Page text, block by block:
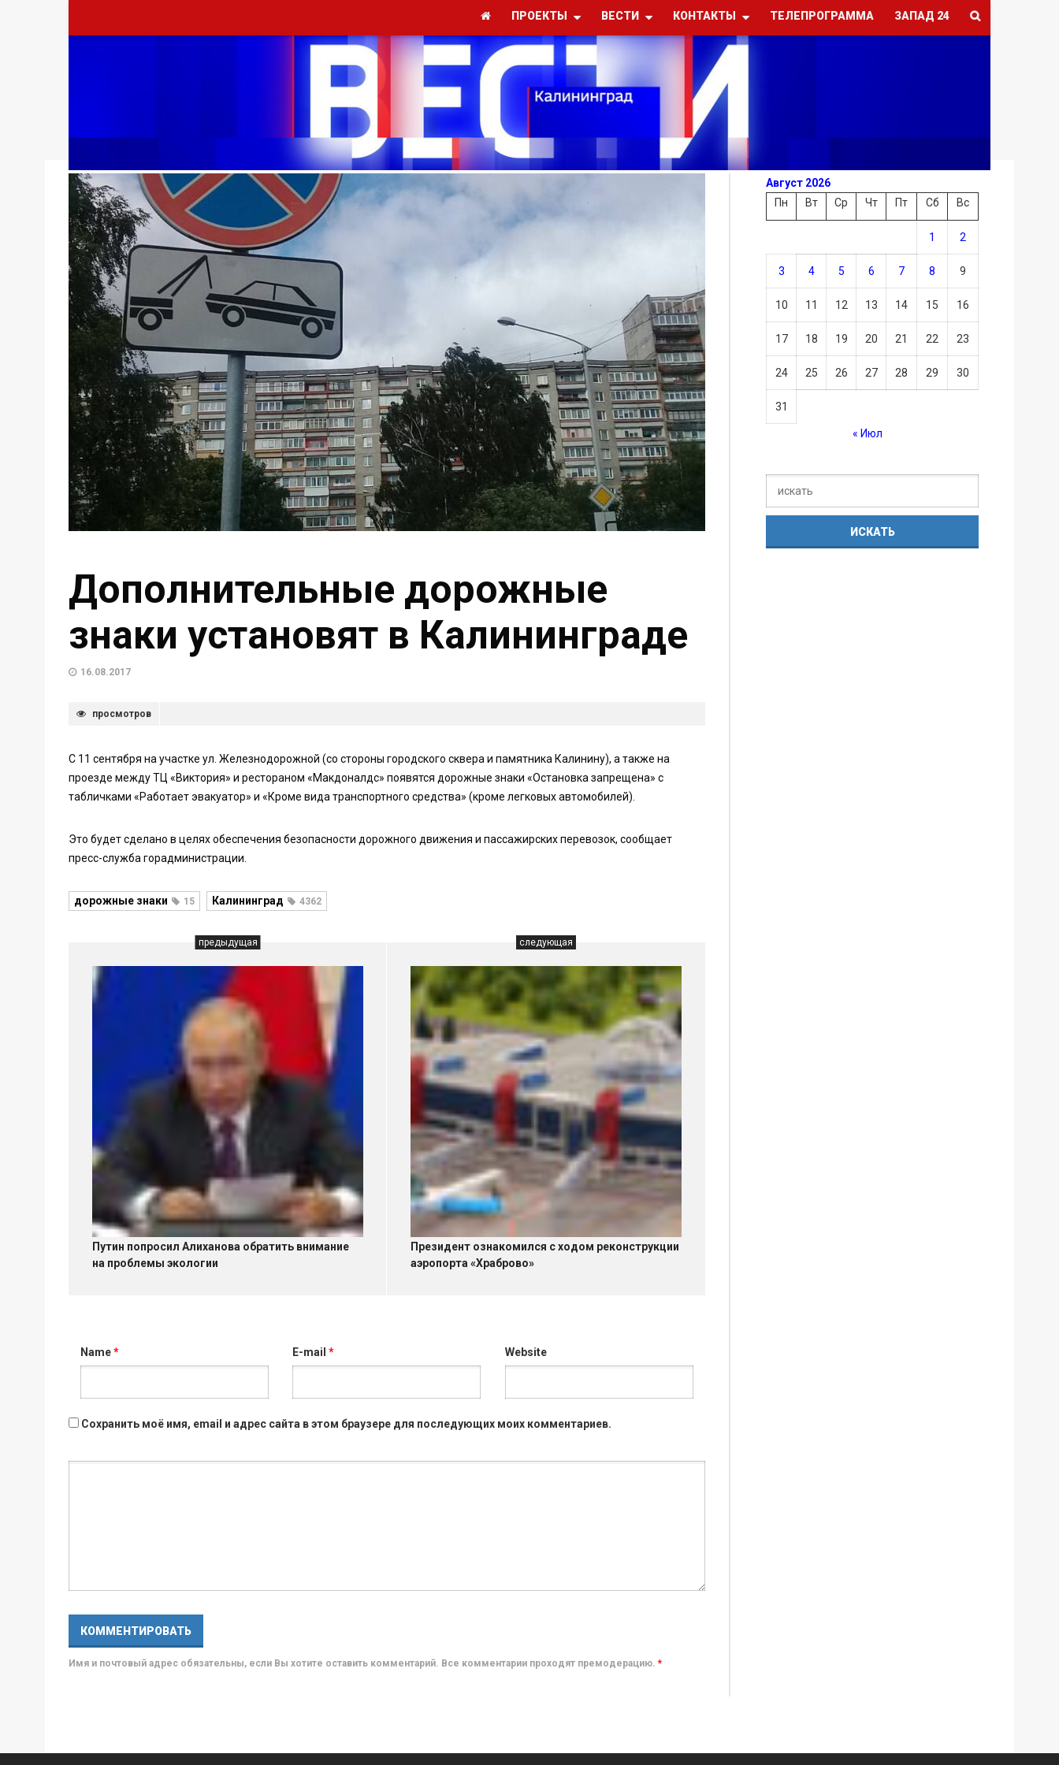
ПРОЕКТЫ ВЕСТИ КОНТАКТЫ ТЕЛЕПРОГРАММА ЗАПАД 24
Дополнительные дорожные
знаки установят в Калининграде
16.08.2017
просмотров
С 11 сентября на участке ул. Железнодорожной (со стороны городского сквера и памятника Калинину), а также на
проезде между ТЦ «Виктория» и рестораном «Макдоналдс» появятся дорожные знаки «Остановка запрещена» с
табличками «Работает эвакуатор» и «Кроме вида транспортного средства» (кроме легковых автомобилей).
Это будет сделано в целях обеспечения безопасности дорожного движения и пассажирских перевозок, сообщает
пресс-служба горадминистрации.
дорожные знаки 15 Калининград 4362
предыдущая
Путин попросил Алиханова обратить внимание
на проблемы экологии
следующая
Президент ознакомился с ходом реконструкции
аэропорта «Храброво»
Name* E-mail* Website
Сохранить моё имя, email и адрес сайта в этом браузере для последующих моих комментариев.
Имя и почтовый адрес обязательны, если Вы хотите оставить комментарий. Все комментарии проходят премодерацию. *
Август 2026
Пн
Вт Ср Чт Пт Сб Вс
1 2
3 4 5 6 7 8 9
10 11 12 13 14 15 16
17 18 19 20 21 22 23
24 25 26 27 28 29 30
31
« Июл